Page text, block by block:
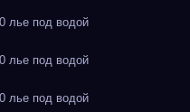
под водой
под водой
под водой